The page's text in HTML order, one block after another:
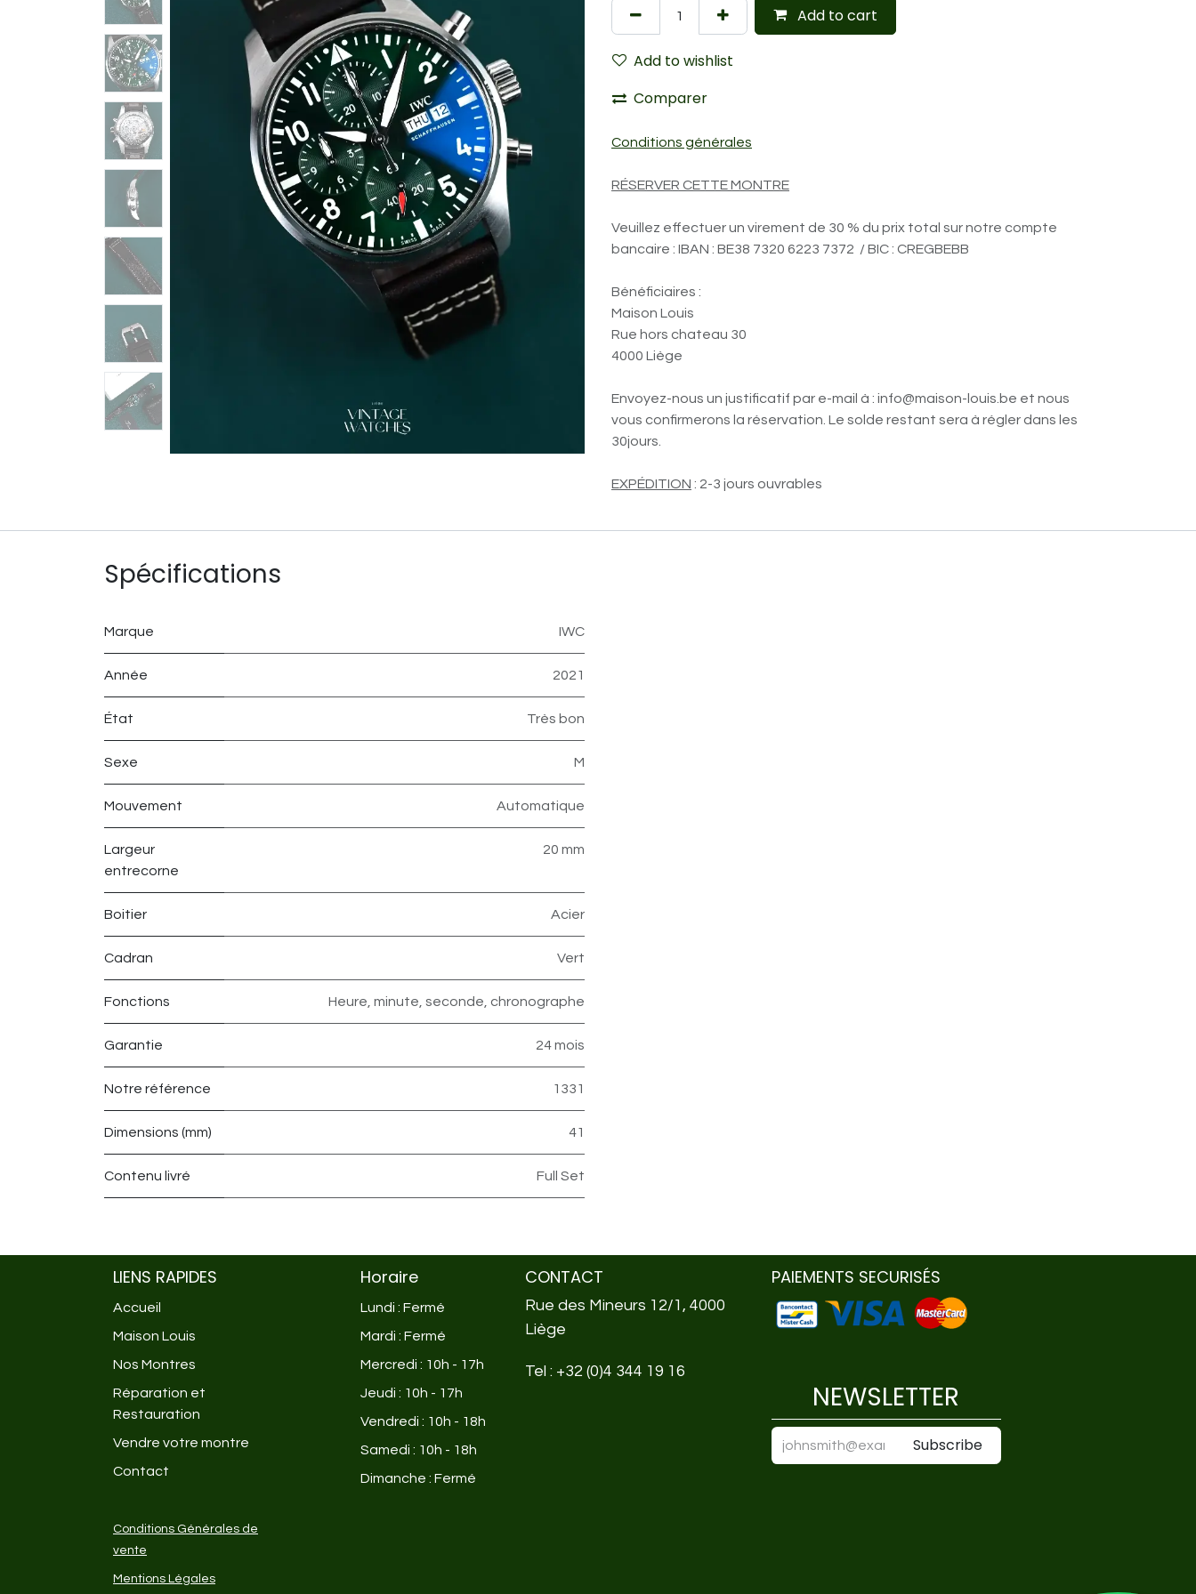
Add to cart
Add to wishlist
Comparer
Conditions générales
RÉSERVER CETTE MONTRE
Veuillez effectuer un virement de 30 % du prix total sur notre compte
bancaire : IBAN : BE38 7320 6223 7372 / BIC : CREGBEBB
Bénéficiaires :
Maison Louis
Rue hors chateau 30
4000 Liège
Envoyez-nous un justificatif par e-mail à : info@maison-louis.be et nous
vous confirmerons la réservation. Le solde restant sera à régler dans les
30jours.
EXPÉDITION : 2-3 jours ouvrables
Spécifications
Marque IWC
Année 2021
État Très bon
Sexe M
Mouvement Automatique
Largeur
entrecorne
20 mm
Boitier Acier
Cadran Vert
Fonctions Heure, minute, seconde, chronographe
Garantie 24 mois
Notre référence 1331
Dimensions (mm) 41
Contenu livré Full Set
LIENS RAPIDES
Accueil
Maison Louis
Nos Montres
Réparation et
Restauration
Vendre votre montre
Contact
Conditions Générales de
vente
Mentions Légales
Horaire
Lundi : Fermé
Mardi : Fermé
Mercredi : 10h - 17h
Jeudi : 10h - 17h
Vendredi : 10h - 18h
Samedi : 10h - 18h
Dimanche : Fermé
CONTACT
Rue des Mineurs 12/1, 4000
Liège
Tel : +32 (0)4 344 19 16
PAIEMENTS SECURISÉS
NEWSLETTER
Subscribe